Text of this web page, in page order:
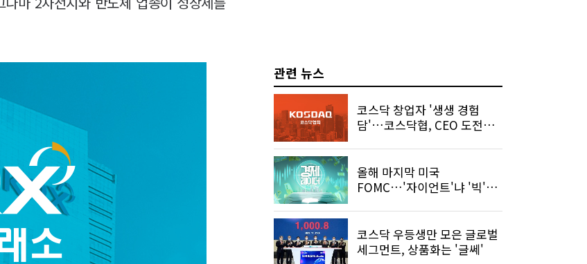
관련 뉴스
코스닥 창업자 '생생 경험
담'…코스닥협, CEO 도전스
올해 마지막 미국
FOMC…'자이언트'냐 '빅'이
코스닥 우등생만 모은 글로벌
세그먼트, 상품화는 '글쎄'